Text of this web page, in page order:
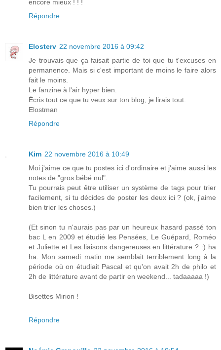
encore mieux ! ! !
Répondre
Elosterv 22 novembre 2016 à 09:42
Je trouvais que ça faisait partie de toi que tu t'excuses en
permanence. Mais si c'est important de moins le faire alors
fait le moins.
Le fanzine à l'air hyper bien.
Écris tout ce que tu veux sur ton blog, je lirais tout.
Elostman
Répondre
Kim 22 novembre 2016 à 10:49
Moi j'aime ce que tu postes ici d'ordinaire et j'aime aussi les
notes de "gros bébé nul".
Tu pourrais peut être utiliser un système de tags pour trier
facilement, si tu décides de poster les deux ici ? (ok, j'aime
bien trier les choses.)
(Et sinon tu n'aurais pas par un heureux hasard passé ton
bac L en 2009 et étudié les Pensées, Le Guépard, Roméo
et Juliette et Les liaisons dangereuses en littérature ? :) ha
ha. Mon samedi matin me semblait terriblement long à la
période où on étudiait Pascal et qu'on avait 2h de philo et
2h de littérature avant de partir en weekend... tadaaaaa !)
Bisettes Mirion !
Répondre